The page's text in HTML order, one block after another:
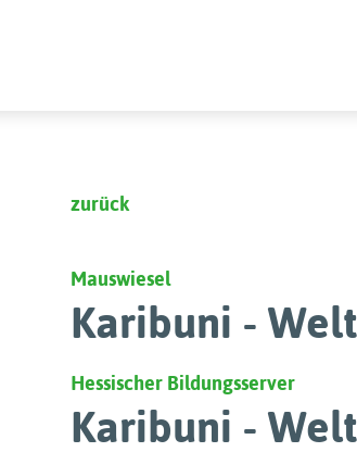
zurück
Mauswiesel
Karibuni -
Hessischer Bildungsserver
Karibuni -